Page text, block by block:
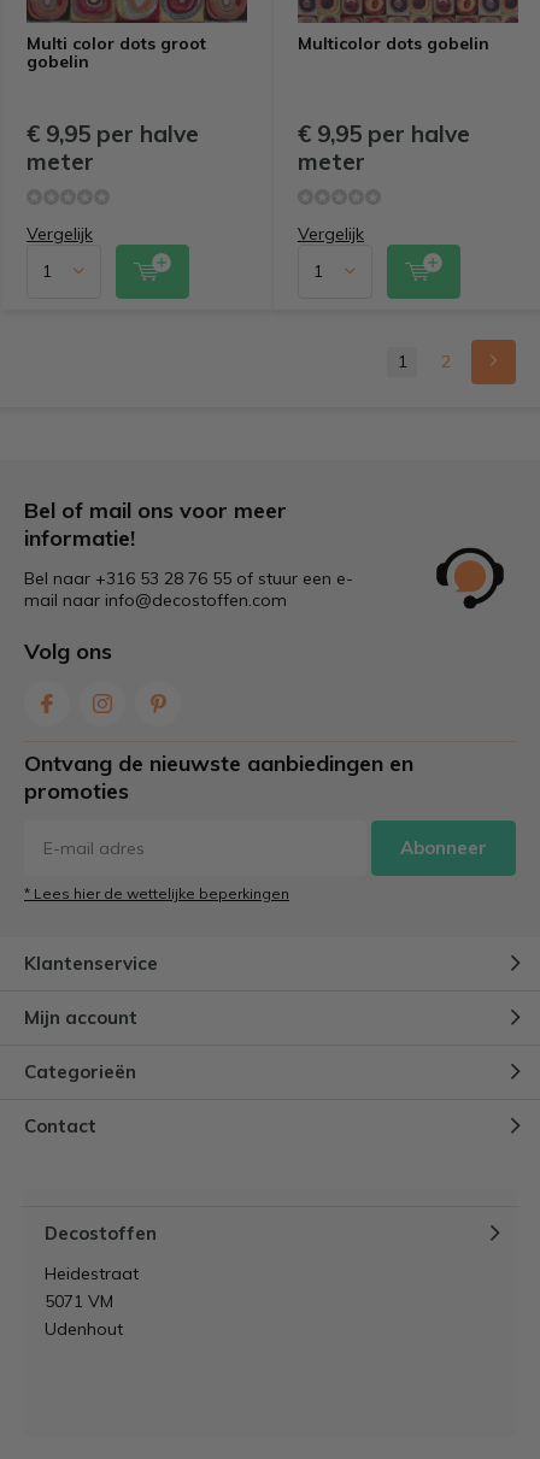
Multi color dots groot
gobelin
€ 9,95 per halve
meter
Vergelijk
Multicolor dots gobelin
€ 9,95 per halve
meter
Vergelijk
1 2
Bel of mail ons voor meer
informatie!
Bel naar +316 53 28 76 55 of stuur een e-
mail naar info@decostoffen.com
Volg ons
Ontvang de nieuwste aanbiedingen en
promoties
Abonneer
* Lees hier de wettelijke beperkingen
Klantenservice
Mijn account
Categorieën
Contact
Decostoffen
Heidestraat
5071 VM
Udenhout